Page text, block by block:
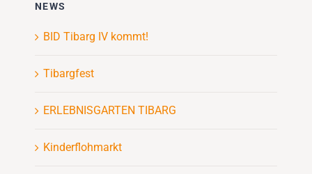
NEWS
BID Tibarg IV kommt!
Tibargfest
ERLEBNISGARTEN TIBARG
Kinderflohmarkt